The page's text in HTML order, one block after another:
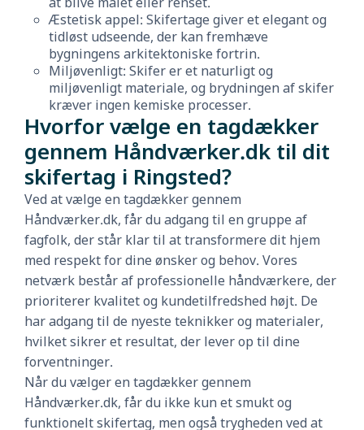
Æstetisk appel: Skifertage giver et elegant og
tidløst udseende, der kan fremhæve
bygningens arkitektoniske fortrin.
Miljøvenligt: Skifer er et naturligt og
miljøvenligt materiale, og brydningen af skifer
kræver ingen kemiske processer.
Hvorfor vælge en tagdækker
gennem Håndværker.dk til dit
skifertag i Ringsted?
Ved at vælge en tagdækker gennem
Håndværker.dk, får du adgang til en gruppe af
fagfolk, der står klar til at transformere dit hjem
med respekt for dine ønsker og behov. Vores
netværk består af professionelle håndværkere, der
prioriterer kvalitet og kundetilfredshed højt. De
har adgang til de nyeste teknikker og materialer,
hvilket sikrer et resultat, der lever op til dine
forventninger.
Når du vælger en tagdækker gennem
Håndværker.dk, får du ikke kun et smukt og
funktionelt skifertag, men også trygheden ved at